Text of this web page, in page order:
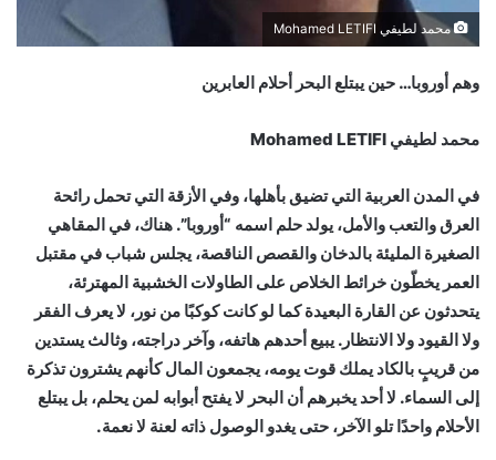
محمد لطيفي Mohamed LETIFI
وهم أوروبا… حين يبتلع البحر أحلام العابرين
محمد لطيفي Mohamed LETIFI
في المدن العربية التي تضيق بأهلها، وفي الأزقة التي تحمل رائحة
العرق والتعب والأمل، يولد حلم اسمه “أوروبا”. هناك، في المقاهي
الصغيرة المليئة بالدخان والقصص الناقصة، يجلس شباب في مقتبل
العمر يخطّون خرائط الخلاص على الطاولات الخشبية المهترئة،
يتحدثون عن القارة البعيدة كما لو كانت كوكبًا من نور، لا يعرف الفقر
ولا القيود ولا الانتظار. يبيع أحدهم هاتفه، وآخر دراجته، وثالث يستدين
من قريبٍ بالكاد يملك قوت يومه، يجمعون المال كأنهم يشترون تذكرة
إلى السماء. لا أحد يخبرهم أن البحر لا يفتح أبوابه لمن يحلم، بل يبتلع
الأحلام واحدًا تلو الآخر، حتى يغدو الوصول ذاته لعنة لا نعمة.